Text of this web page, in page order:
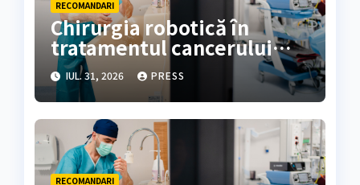
RECOMANDARI
Chirurgia robotică în
tratamentul cancerului
colorectal
IUL. 31, 2026 PRESS
RECOMANDARI